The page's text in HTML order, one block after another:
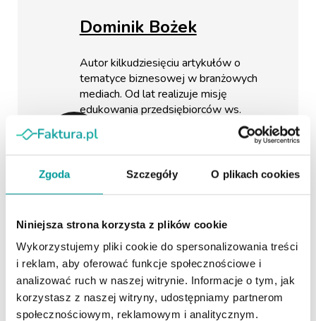
Zgoda Szczegóły O plikach cookies
Niniejsza strona korzysta z plików cookie
Wykorzystujemy pliki cookie do spersonalizowania treści
i reklam, aby oferować funkcje społecznościowe i
analizować ruch w naszej witrynie. Informacje o tym, jak
korzystasz z naszej witryny, udostępniamy partnerom
społecznościowym, reklamowym i analitycznym.
Dominik Bożek
Autor kilkudziesięciu artykułów o
tematyce biznesowej w branżowych
mediach. Od lat realizuje misję
edukowania przedsiębiorców ws.
skutecznego korzystania z faktoringu
poprzez tworzenie i dystrybuowanie
treści. Absolwent Politechniki
Warszawskiej, gdzie uzyskał tytuł
naczelny biznesowego serwisu
portal.faktura.pl